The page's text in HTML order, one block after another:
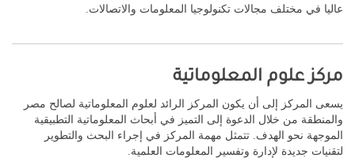
عاليا في مختلف مجالات تكنولوجيا المعلومات والاتصالات.
مركز علوم المعلوماتية
يسعى المركز إلى أن يكون المركز الرائد لعلوم المعلوماتية لصالح مصر
والمنطقة من خلال الدعوة إلى التميز في أبحاث المعلوماتية التطبيقية
الموجهة نحو الهدف. تتمثل مهمة المركز في إجراء البحث والتطوير
لتقنيات جديدة لإدارة وتفسير المعلومات العلمية.